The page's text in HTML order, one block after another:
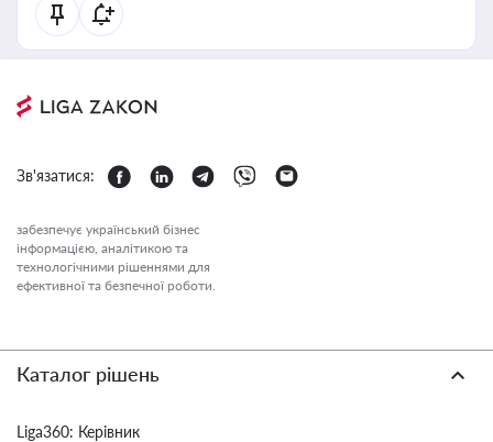
Зв'язатися:
забезпечує український бізнес
інформацією, аналітикою та
технологічними рішеннями для
ефективної та безпечної роботи.
Каталог рішень
Liga360: Керівник